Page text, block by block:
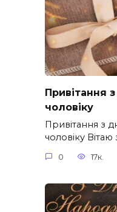
Привітання
чоловіку
Привітання з
чоловіку Вітаю
0 17к.